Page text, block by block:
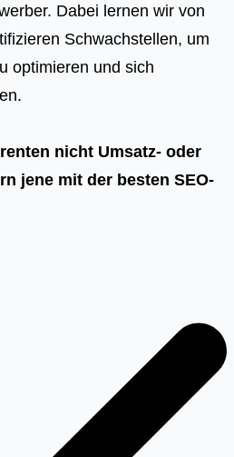
Dabei lernen wir von
Schwachstellen, um
optimieren und sich
nicht Umsatz- oder
jene mit der besten SEO-